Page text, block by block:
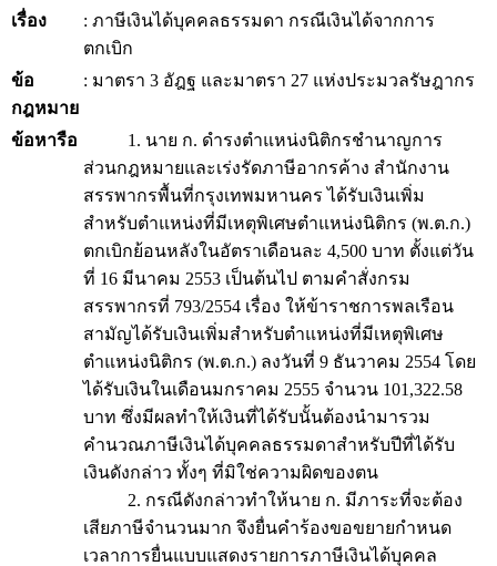
เรื่อง
: ภาษีเงินได้บุคคลธรรมดา กรณีเงินได้จากการ
ตกเบิก
ข้อ
กฎหมาย
: มาตรา 3 อัฎฐ และมาตรา 27 แห่งประมวลรัษฎากร
ข้อหารือ
1. นาย ก. ดำรงตำแหน่งนิติกรชำนาญการ
ส่วนกฎหมายและเร่งรัดภาษีอากรค้าง สำนักงาน
สรรพากรพื้นที่กรุงเทพมหานคร ได้รับเงินเพิ่ม
สำหรับตำแหน่งที่มีเหตุพิเศษตำแหน่งนิติกร (พ.ต.ก.)
ตกเบิกย้อนหลังในอัตราเดือนละ 4,500 บาท ตั้งแต่วัน
ที่ 16 มีนาคม 2553 เป็นต้นไป ตามคำสั่งกรม
สรรพากรที่ 793/2554 เรื่อง ให้ข้าราชการพลเรือน
สามัญได้รับเงินเพิ่มสำหรับตำแหน่งที่มีเหตุพิเศษ
ตำแหน่งนิติกร (พ.ต.ก.) ลงวันที่ 9 ธันวาคม 2554 โดย
ได้รับเงินในเดือนมกราคม 2555 จำนวน 101,322.58
บาท ซึ่งมีผลทำให้เงินที่ได้รับนั้นต้องนำมารวม
คำนวณภาษีเงินได้บุคคลธรรมดาสำหรับปีที่ได้รับ
เงินดังกล่าว ทั้งๆ ที่มิใช่ความผิดของตน
2. กรณีดังกล่าวทำให้นาย ก. มีภาระที่จะต้อง
เสียภาษีจำนวนมาก จึงยื่นคำร้องขอขยายกำหนด
เวลาการยื่นแบบแสดงรายการภาษีเงินได้บุคคล